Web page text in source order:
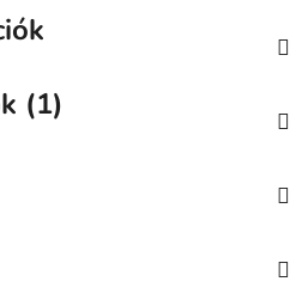
(1)